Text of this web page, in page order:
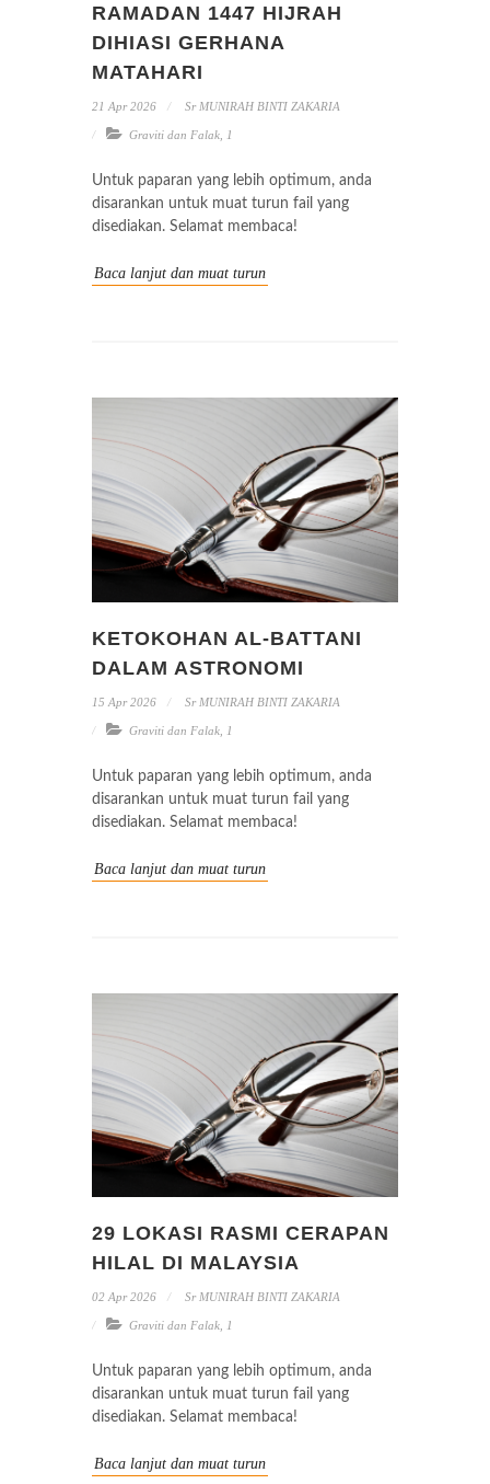
RAMADAN 1447 HIJRAH
DIHIASI GERHANA
MATAHARI
21 Apr 2026 Sr MUNIRAH BINTI ZAKARIA
Graviti dan Falak 1
Untuk paparan yang lebih optimum, anda
disarankan untuk muat turun fail yang
disediakan. Selamat membaca!
Baca lanjut dan muat turun
KETOKOHAN AL-BATTANI
DALAM ASTRONOMI
15 Apr 2026 Sr MUNIRAH BINTI ZAKARIA
Graviti dan Falak 1
Untuk paparan yang lebih optimum, anda
disarankan untuk muat turun fail yang
disediakan. Selamat membaca!
Baca lanjut dan muat turun
29 LOKASI RASMI CERAPAN
HILAL DI MALAYSIA
02 Apr 2026 Sr MUNIRAH BINTI ZAKARIA
Graviti dan Falak, 1
Untuk paparan yang lebih optimum, anda
disarankan untuk muat turun fail yang
disediakan. Selamat membaca!
Baca lanjut dan muat turun